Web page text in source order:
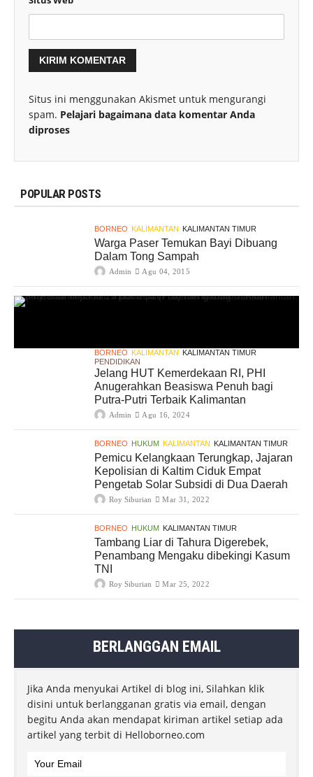
Situs ini menggunakan Akismet untuk mengurangi
spam. Pelajari bagaimana data komentar Anda
diproses
POPULAR POSTS
BORNEO KALIMANTAN KALIMANTAN TIMUR
Warga Paser Temukan Bayi Dibuang
Dalam Tong Sampah
Admin Agu 04, 2015
BORNEO KALIMANTAN KALIMANTAN TIMUR
PENDIDIKAN
Jelang HUT Kemerdekaan RI, PHI
Anugerahkan Beasiswa Penuh bagi
Putra-Putri Terbaik Kalimantan
Admin Agu 16, 2024
BORNEO HUKUM KALIMANTAN KALIMANTAN TIMUR
Pemicu Kelangkaan Terungkap, Jajaran
Kepolisian di Kaltim Ciduk Empat
Pengetab Solar Subsidi di Dua Daerah
Roy Siburian Mar 31, 2022
BORNEO HUKUM KALIMANTAN TIMUR
Tambang Liar di Tahura Digerebek,
Penambang Mengaku dibekingi Kasum
TNI
Roy Siburian Mar 25, 2022
BERLANGGAN EMAIL
Jika Anda menyukai Artikel di blog ini, Silahkan klik
disini untuk berlangganan gratis via email, dengan
begitu Anda akan mendapat kiriman artikel setiap ada
artikel yang terbit di Helloborneo.com